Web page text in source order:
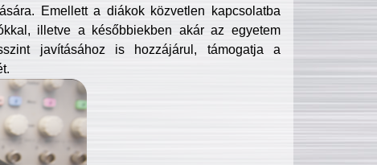
Emellett a diákok közvetlen kapcsolatba
illetve a későbbiekben akár az egyetem
javításához is hozzájárul, támogatja a